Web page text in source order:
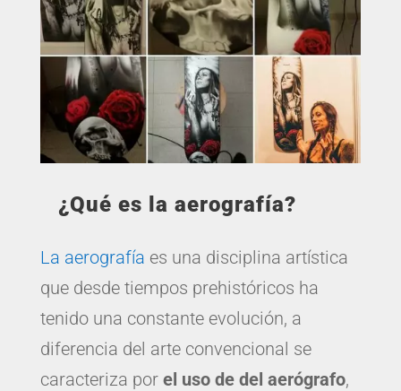
¿Qué es la aerografía?
La aerografía es una disciplina artística
que desde tiempos prehistóricos ha
tenido una constante evolución, a
diferencia del arte convencional se
caracteriza por el uso de del aerógrafo,